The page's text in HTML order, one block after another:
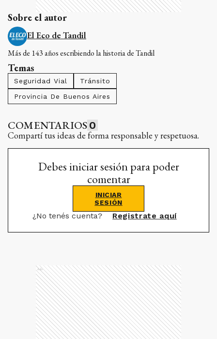
Sobre el autor
El Eco de Tandil
Más de 143 años escribiendo la historia de Tandil
Temas
Seguridad Vial
Tránsito
Provincia De Buenos Aires
COMENTARIOS 0
Compartí tus ideas de forma responsable y respetuosa.
Debes iniciar sesión para poder
comentar
INICIAR
SESIÓN
¿No tenés cuenta? Registrate aquí
Ads